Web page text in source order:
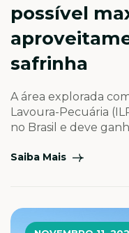
possível
safrinha
A área explorada
Lavoura-Pecuária
no Brasil e deve
cenário de alerta na
Saiba Mais